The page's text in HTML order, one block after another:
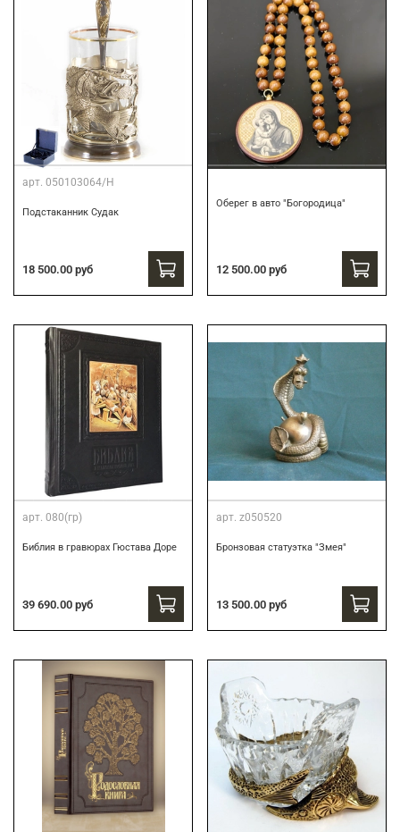
арт. 050103064/Н
Подстаканник Судак
18 500.00 руб
Оберег в авто "Богородица"
12 500.00 руб
арт. 080(гр)
Библия в гравюрах Гюстава Доре
39 690.00 руб
арт. z050520
Бронзовая статуэтка "Змея"
13 500.00 руб